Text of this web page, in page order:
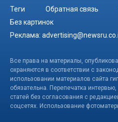
Теги Обратная связь
Без картинок
Реклама:
Все права на материалы,
охраняются в соответствии с
использовании материалов сайта
обязательна. Перепечатка
статей без согласования с
соцсетях. Использование